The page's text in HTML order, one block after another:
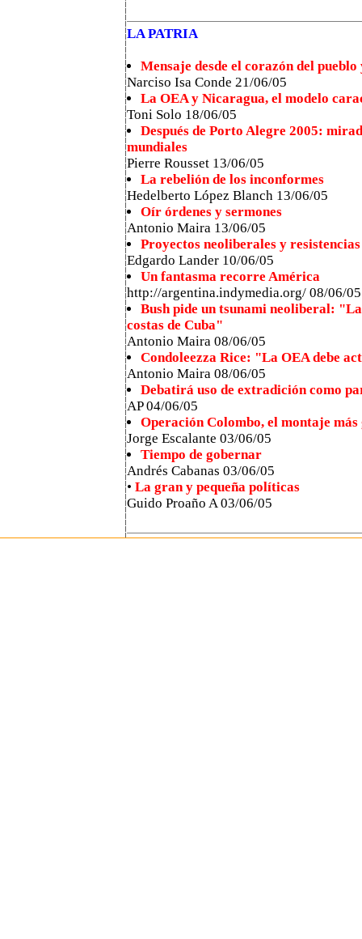
LA PATRIA
Mensaje desde el corazón del
Narciso Isa Conde 21/06/05
La OEA y Nicaragua, el modelo
Toni Solo 18/06/05
Después de Porto Alegre 2005:
mundiales
Pierre Rousset 13/06/05
La rebelión de los inconformes
Hedelberto López Blanch 13/06/05
Oír órdenes y sermones
Antonio Maira 13/06/05
Proyectos neoliberales y
Edgardo Lander 10/06/05
Un fantasma recorre América
http://argentina.indymedia.org/ 08/06/05
Bush pide un tsunami neoliberal:
costas de Cuba"
Antonio Maira 08/06/05
Condoleezza Rice: "La OEA debe
Antonio Maira 08/06/05
Debatirá uso de extradición como
AP 04/06/05
Operación Colombo, el montaje
Jorge Escalante 03/06/05
Tiempo de gobernar
Andrés Cabanas 03/06/05
• La gran y pequeña políticas
Guido Proaño A 03/06/05